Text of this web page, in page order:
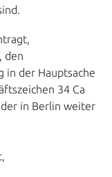
den
in der Hauptsache
34 Ca
in Berlin weiter